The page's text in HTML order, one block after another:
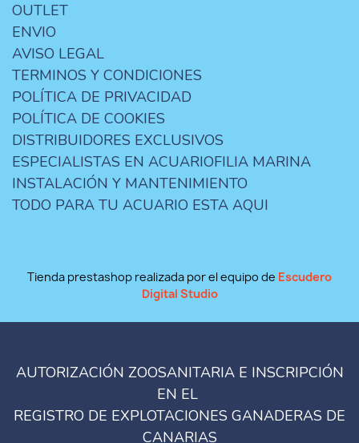
OUTLET
ENVIO
AVISO LEGAL
TERMINOS Y CONDICIONES
POLÍTICA DE PRIVACIDAD
POLÍTICA DE COOKIES
DISTRIBUIDORES EXCLUSIVOS
ESPECIALISTAS EN ACUARIOFILIA MARINA
INSTALACIÓN Y MANTENIMIENTO
TODO PARA TU ACUARIO ESTA AQUI
Tienda prestashop realizada por el equipo de Escudero
Digital Studio
AUTORIZACIÓN ZOOSANITARIA E INSCRIPCIÓN
EN EL
REGISTRO DE EXPLOTACIONES GANADERAS DE
CANARIAS